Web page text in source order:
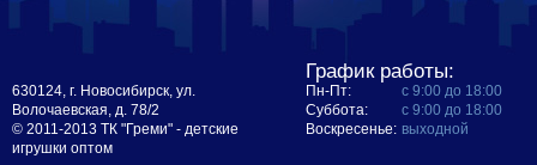
630124, г. Новосибирск, ул.
Волочаевская, д. 78/2
© 2011-2013 ТК "Греми" - детские
игрушки оптом
График работы:
Пн-Пт:
с 9:00 до 18:00
Суббота:
с 9:00 до 18:00
Воскресенье: выходной